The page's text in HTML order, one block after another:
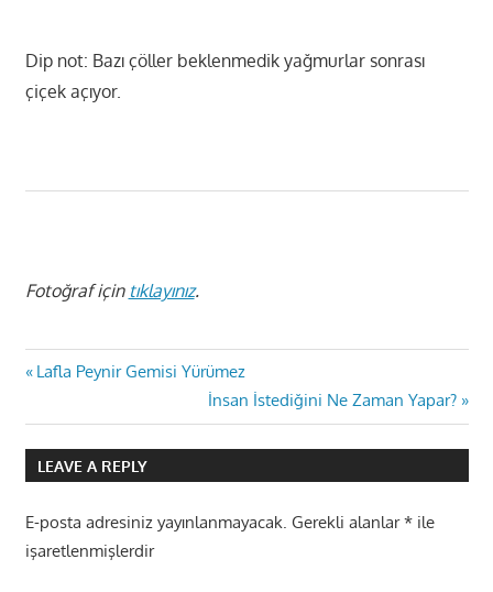
Dip not: Bazı çöller beklenmedik yağmurlar sonrası
çiçek açıyor.
Fotoğraf için tıklayınız.
Yazı
gezinmesi
Previous
Lafla Peynir Gemisi Yürümez
Next
Post:
İnsan İstediğini Ne Zaman Yapar?
LEAVE A REPLY
E-posta adresiniz yayınlanmayacak. Gerekli alanlar*ile
işaretlenmişlerdir